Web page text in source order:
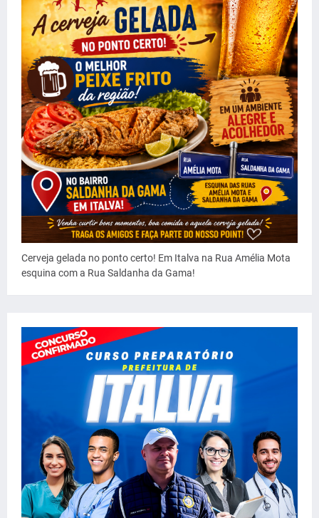
Cerveja gelada no ponto certo! Em Italva na Rua Amélia Mota
esquina com a Rua Saldanha da Gama!